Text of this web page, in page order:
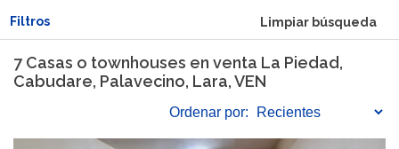
Filtros Limpiar búsqueda
7 Casas o townhouses en venta La Piedad,
Cabudare, Palavecino, Lara, VEN
Ordenar por: